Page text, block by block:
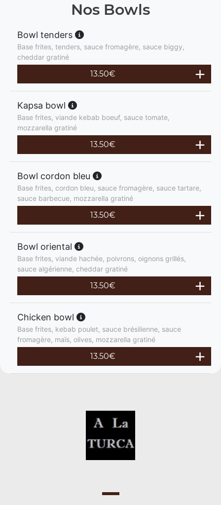
Nos Bowls
Bowl tenders
Base frites, tenders, sauce fromagère, sauce biggy,
cheddar gratiné
13.50€
Kapsa bowl
Base frites, viande kebab boeuf, sauce tomate,
mozzarella gratiné
13.50€
Bowl cordon bleu
Base frites, cordon bleu, sauce fromagère, sauce tartare,
sauce barbecue, mozzarella gratiné
13.50€
Bowl oriental
Base frites, viande hachée, poivrons, oignons grillés,
sauce algérienne, cheddar gratiné
13.50€
Chicken bowl
Base frites, kebab poulet, sauce brésilienne, sauce
fromagère, maïs, olives, mozzarella gratiné
13.50€